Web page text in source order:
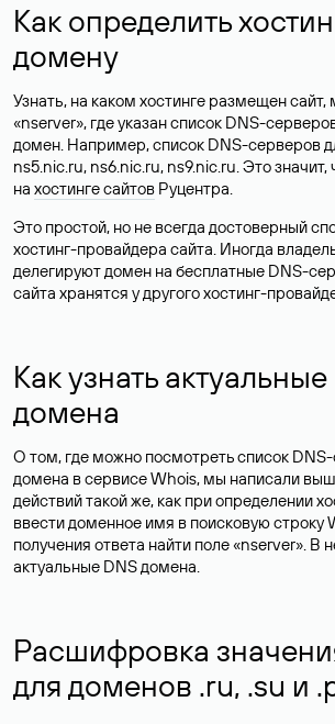
Как определить
домену
Узнать, на каком хостинге размещен
«nserver», где указан список DNS-
домен. Например, список DNS-серверов
ns5.nic.ru, ns6.nic.ru, ns9.nic.ru. Это
на хостинге сайтов Руцентра.
Это простой, но не всегда достоверный
хостинг-провайдера сайта. Иногда
делегируют домен на бесплатные DNS-
сайта хранятся у другого хостинг-
Как узнать
домена
О том, где можно посмотреть список
домена в сервисе Whois, мы написали
действий такой же, как при определении
ввести доменное имя в поисковую строку
получения ответа найти поле «nserver». В
актуальные DNS домена.
Расшифровка
для доменов .ru, .su и